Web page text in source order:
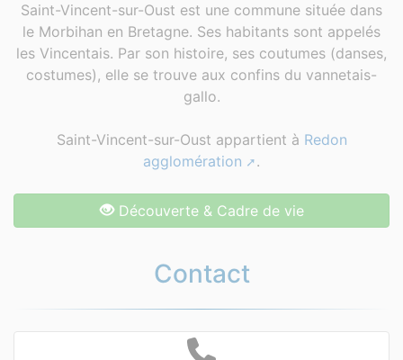
Saint-Vincent-sur-Oust est une commune située dans
le Morbihan en Bretagne. Ses habitants sont appelés
les Vincentais. Par son histoire, ses coutumes (danses,
costumes), elle se trouve aux confins du vannetais-
gallo.
Saint-Vincent-sur-Oust appartient à Redon
agglomération
.
Découverte & Cadre de vie
Contact